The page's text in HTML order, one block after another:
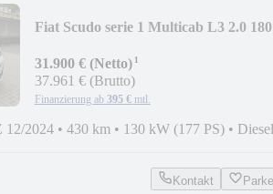
Fiat Scudo serie 1 Multicab L3 2.0 180
31.900 € (Netto)¹
37.961 € (Brutto)
Finanzierung ab 395 € mtl.
12/2024 • 430 km • 130 kW (177 PS) • Diesel
Kontakt